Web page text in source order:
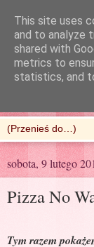
R'n'G
sobota, 9 lutego
Pizza No
Tym razem
This site uses
and to analyze
shared with
metrics to
statistics, and